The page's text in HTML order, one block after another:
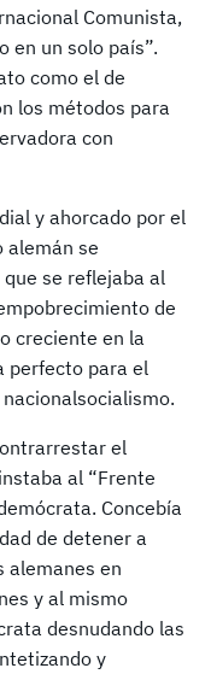
Comunista,
en un solo país”.
como el de
los métodos para
con
y ahorcado por el
alemán se
se reflejaba al
de
creciente en la
perfecto para el
el
al “Frente
Concebía
de detener a
alemanes en
y al mismo
desnudando las
y